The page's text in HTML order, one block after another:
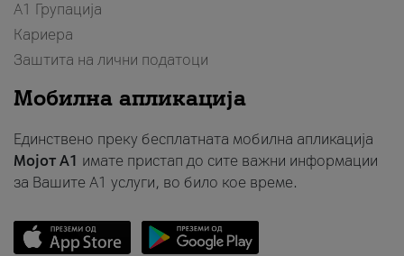
А1 Групација
Кариера
Заштита на лични податоци
Мобилна апликација
Единствено преку бесплатната мобилна апликација
Мојот A1 имате пристап до сите важни информации
за Вашите A1 услуги, во било кое време.